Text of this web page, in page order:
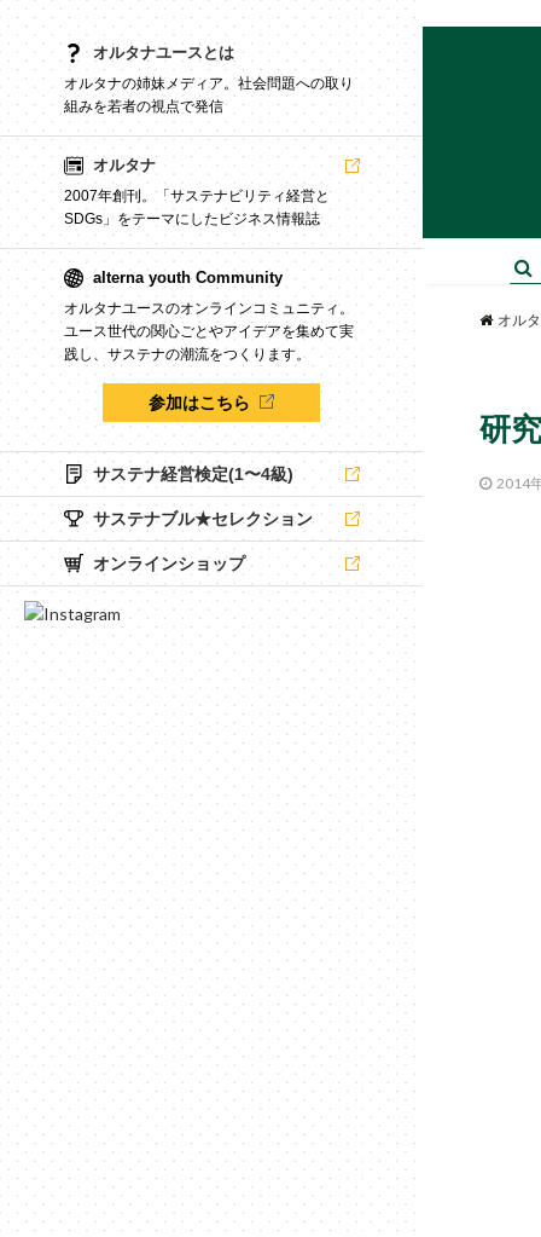
オルタナユースとは
オルタナの姉妹メディア。社会問題への取り
組みを若者の視点で発信
オルタナ
2007年創刊。「サステナビリティ経営と
SDGs」をテーマにしたビジネス情報誌
alterna youth Community
オルタナユースのオンラインコミュニティ。
ユース世代の関心ごとやアイデアを集めて実
践し、サステナの潮流をつくります。
参加はこちら
サステナ経営検定(1〜4級)
サステナブル★セレクション
オンラインショップ
オル
研
2014